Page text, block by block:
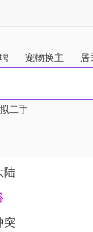
宠物换主 居
二手
陆
突